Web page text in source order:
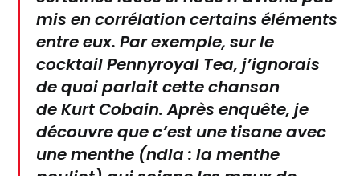
mis en corrélation certains éléments
entre eux. Par exemple, sur le
cocktail Pennyroyal Tea, j’ignorais
de quoi parlait cette chanson
deKurt Cobain. Après enquête, je
découvre que c’est une tisane avec
une menthe (ndla : la menthe